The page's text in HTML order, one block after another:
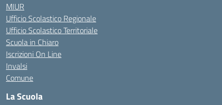
MIUR
Ufficio Scolastico Regionale
Ufficio Scolastico Territoriale
Scuola in Chiaro
Iscrizioni On Line
Invalsi
Comune
La Scuola